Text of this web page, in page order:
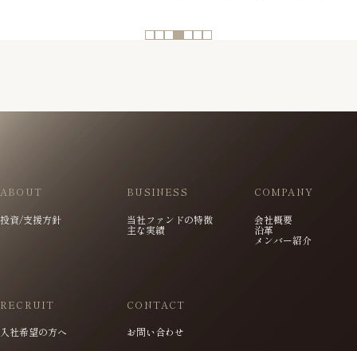
ABOUT
投資/支援方針
BUSINESS
当社ファンドの特徴
主な実績
COMPANY
会社概要
沿革
メンバー紹介
RECRUIT
入社希望の方へ
CONTACT
お問い合わせ